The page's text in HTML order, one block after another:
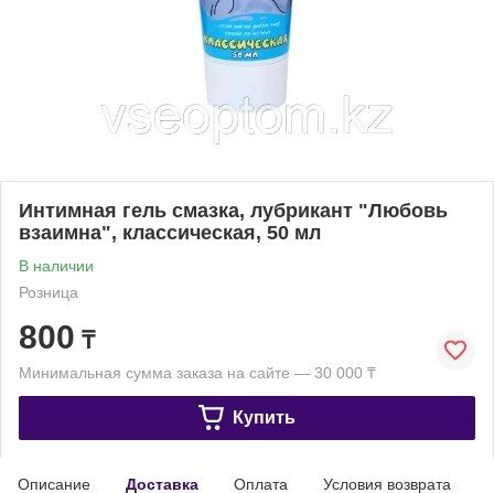
Интимная гель смазка, лубрикант "Любовь
взаимна", классическая, 50 мл
В наличии
Розница
800 ₸
Минимальная сумма заказа на сайте — 30 000 ₸
Купить
Описание Доставка Оплата Условия возврата